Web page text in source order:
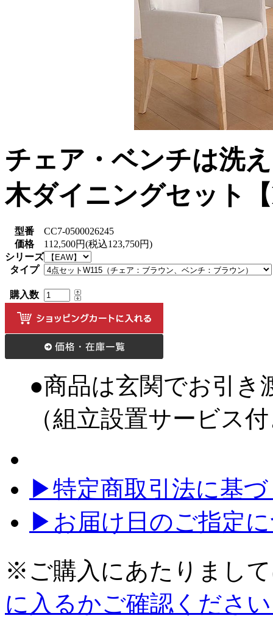
チェア・ベンチは洗
木ダイニングセット
型番
CC7-0500026245
価格
112,500円(税込123,750円)
シリーズ
タイプ
購入数
●商品は玄関でお引き
（組立設置サービス
▶特定商取引法に基
▶お届け日のご指定
※ご購入にあたりまし
に入るかご確認くださ